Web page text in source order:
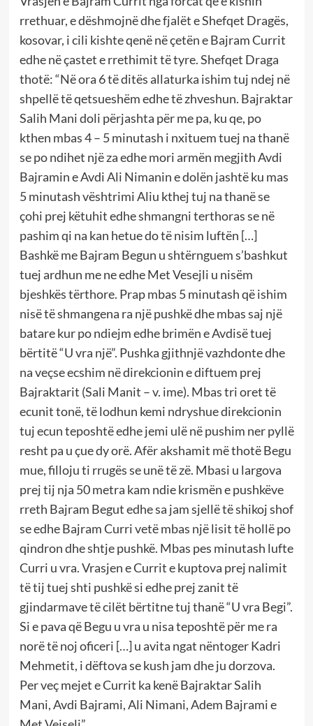
rrethuar, e dëshmojnë dhe fjalët e Shefqet Dragës,
kosovar, i cili kishte qenë në çetën e Bajram Currit
edhe në çastet e rrethimit të tyre. Shefqet Draga
thotë: “Në ora 6 të ditës allaturka ishim tuj ndej në
shpellë të qetsueshëm edhe të zhveshun. Bajraktar
Salih Mani doli përjashta për me pa, ku qe, po
kthen mbas 4 – 5 minutash i nxituem tuej na thanë
se po ndihet një za edhe mori armën megjith Avdi
Bajramin e Avdi Ali Nimanin e dolën jashtë ku mas
5 minutash vështrimi Aliu kthej tuj na thanë se
çohi prej këtuhit edhe shmangni terthoras se në
pashim qi na kan hetue do të nisim luftën […]
Bashkë me Bajram Begun u shtërnguem s’bashkut
tuej ardhun me ne edhe Met Vesejli u nisëm
bjeshkës tërthore. Prap mbas 5 minutash që ishim
nisë të shmangena ra një pushkë dhe mbas saj një
batare kur po ndiejm edhe brimën e Avdisë tuej
bërtitë “U vra një”. Pushka gjithnjë vazhdonte dhe
na veçse ecshim në direkcionin e diftuem prej
Bajraktarit (Sali Manit – v. ime). Mbas tri oret të
ecunit tonë, të lodhun kemi ndryshue direkcionin
tuj ecun teposhtë edhe jemi ulë në pushim ner pyllë
resht pa u çue dy orë. Afër akshamit më thotë Begu
mue, filloju ti rrugës se unë të zë. Mbasi u largova
prej tij nja 50 metra kam ndie krismën e pushkëve
rreth Bajram Begut edhe sa jam sjellë të shikoj shof
se edhe Bajram Curri vetë mbas një lisit të hollë po
qindron dhe shtje pushkë. Mbas pes minutash lufte
Curri u vra. Vrasjen e Currit e kuptova prej nalimit
të tij tuej shti pushkë si edhe prej zanit të
gjindarmave të cilët bërtitne tuj thanë “U vra Begi”.
Si e pava që Begu u vra u nisa teposhtë për me ra
norë të noj oficeri […] u avita ngat nëntoger Kadri
Mehmetit, i dëftova se kush jam dhe ju dorzova.
Per veç mejet e Currit ka kenë Bajraktar Salih
Mani, Avdi Bajrami, Ali Nimani, Adem Bajrami e